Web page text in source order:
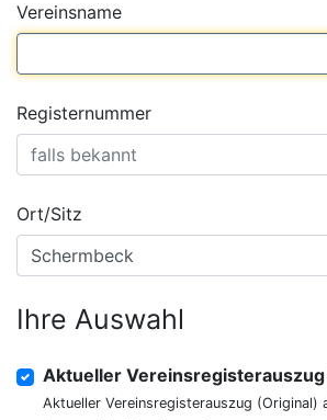
Vereinsname
Registernummer
Ort/Sitz
Ihre Auswahl
Aktueller Vereinsregisterauszug
Aktueller Vereinsregisterauszug (Original)